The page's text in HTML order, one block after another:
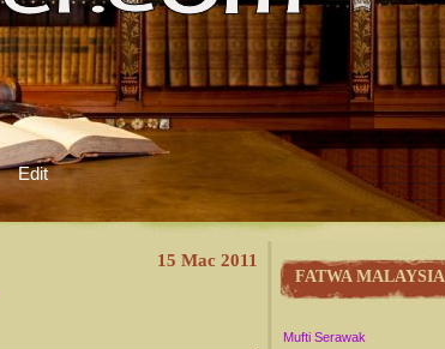
Edit
15 Mac 2011
FATWA MALAYSIA
Mufti Serawak